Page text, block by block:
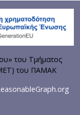
του Τμήματος
του ΠΑΜΑΚ